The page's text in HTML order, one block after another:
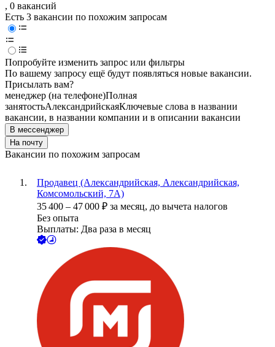
, 0 вакансий
Есть 3 вакансии по похожим запросам
Попробуйте изменить запрос или фильтры
По вашему запросу ещё будут появляться новые вакансии.
Присылать вам?
менеджер (на телефоне)Полная
занятостьАлександрийскаяКлючевые слова в названии
вакансии, в названии компании и в описании вакансии
В мессенджер
На почту
Вакансии по похожим запросам
Продавец (Александрийская, Александрийская,
Комсомольский, 7А)
35 400 – 47 000 ₽ за месяц, до вычета налогов
Без опыта
Выплаты: Два раза в месяц